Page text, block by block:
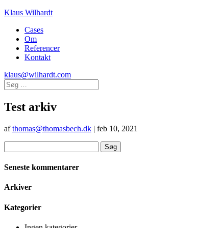
Klaus Wilhardt
Cases
Om
Referencer
Kontakt
klaus@wilhardt.com
Test arkiv
afthomas@thomasbech.dk | feb 10, 2021
efter:
Seneste kommentarer
Arkiver
Kategorier